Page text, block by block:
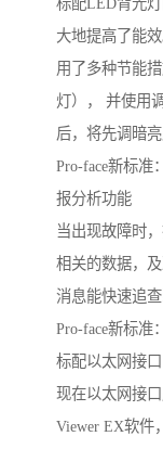
标配LED背光灯
大地提高了能
用了多种节能
灯）， 并使用
后，将先调暗
Pro-face新标
报分析功能
当出现故障时
相关的数据，
消息能快速追
Pro-face新标准
标配以太网接口
现在以太网接
Viewer EX软件